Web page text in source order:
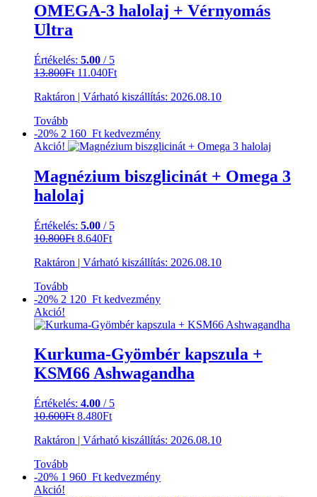
OMEGA-3 halolaj + Vérnyomás
Ultra
Értékelés: 5.00 / 5
13.800Ft Original
was:
11.040FtCurrent
is:
Raktáron | Várható kiszállítás: 2026.08.10
Tovább
-20% 2 160 Ft kedvezmény
Akció!
Magnézium biszglicinát + Omega 3
halolaj
Értékelés: 5.00 / 5
10.800Ft Original
was:
8.640FtCurrent
is:
Raktáron | Várható kiszállítás: 2026.08.10
Tovább
-20% 2 120 Ft kedvezmény
Akció!
Kurkuma-Gyömbér kapszula +
KSM66 Ashwagandha
Értékelés: 4.00 / 5
10.600Ft Original
was:
8.480FtCurrent
is:
Raktáron | Várható kiszállítás: 2026.08.10
Tovább
-20% 1 960 Ft kedvezmény
Akció!